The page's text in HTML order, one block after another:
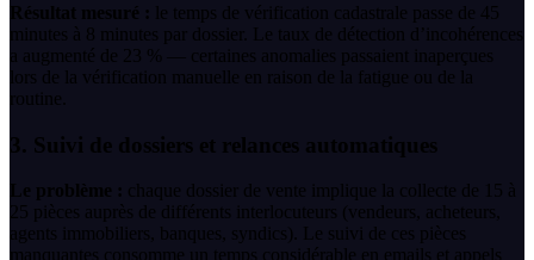
Résultat mesuré :
le temps de vérification cadastrale passe de 45
minutes à 8 minutes par dossier. Le taux de détection d’incohérences
a augmenté de 23 % — certaines anomalies passaient inaperçues
lors de la vérification manuelle en raison de la fatigue ou de la
routine.
3. Suivi de dossiers et relances automatiques
Le problème : chaque dossier de vente implique la collecte de 15 à
25 pièces auprès de différents interlocuteurs (vendeurs, acheteurs,
agents immobiliers, banques, syndics). Le suivi de ces pièces
manquantes consomme un temps considérable en emails et appels